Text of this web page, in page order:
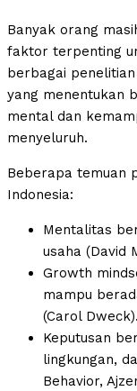
Banyak orang
faktor terpenting
berbagai
yang menentukan
mental dan
menyeluruh.
Beberapa temuan
Indonesia:
Mentalitas
usaha (David
Growth
mampu
(Carol Dweck).
Keputusan
lingkungan,
Behavior,